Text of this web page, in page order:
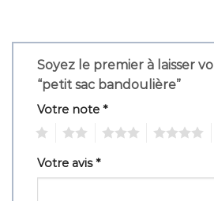
Soyez le premier à laisser
“petit sac bandoulière”
Votre note *
Votre avis*